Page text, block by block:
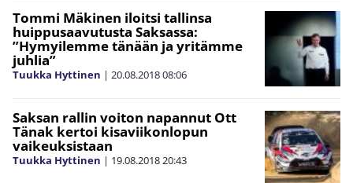
Tommi Mäkinen iloitsi tallinsa
huippusaavutusta Saksassa:
”Hymyilemme tänään ja yritämme
juhlia”
Tuukka Hyttinen | 20.08.201808:06
Saksan rallin voiton napannut Ott
Tänak kertoi kisaviikonlopun
vaikeuksistaan
Tuukka Hyttinen | 19.08.201820:43